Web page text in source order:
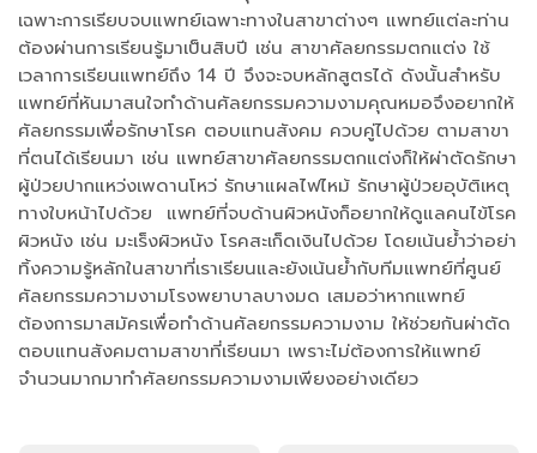
เฉพาะการเรียบจบแพทย์เฉพาะทางในสาขาต่างๆ แพทย์แต่ละท่าน
ต้องผ่านการเรียนรู้มาเป็นสิบปี เช่น สาขาศัลยกรรมตกแต่ง ใช้
เวลาการเรียนแพทย์ถึง 14 ปี จึงจะจบหลักสูตรได้ ดังนั้นสำหรับ
แพทย์ที่หันมาสนใจทำด้านศัลยกรรมความงามคุณหมอจึงอยากให้
ศัลยกรรมเพื่อรักษาโรค ตอบแทนสังคม ควบคู่ไปด้วย ตามสาขา
ที่ตนได้เรียนมา เช่น แพทย์สาขาศัลยกรรมตกแต่งก็ให้ผ่าตัดรักษา
ผู้ป่วยปากแหว่งเพดานโหว่ รักษาแผลไฟไหม้ รักษาผู้ป่วยอุบัติเหตุ
ทางใบหน้าไปด้วย แพทย์ที่จบด้านผิวหนังก็อยากให้ดูแลคนไข้โรค
ผิวหนัง เช่น มะเร็งผิวหนัง โรคสะเก็ดเงินไปด้วย โดยเน้นย้ำว่าอย่า
ทิ้งความรู้หลักในสาขาที่เราเรียนและยังเน้นย้ำกับทีมแพทย์ที่ศูนย์
ศัลยกรรมความงามโรงพยาบาลบางมด เสมอว่าหากแพทย์
ต้องการมาสมัครเพื่อทำด้านศัลยกรรมความงาม ให้ช่วยกันผ่าตัด
ตอบแทนสังคมตามสาขาที่เรียนมา เพราะไม่ต้องการให้แพทย์
จำนวนมากมาทำศัลยกรรมความงามเพียงอย่างเดียว